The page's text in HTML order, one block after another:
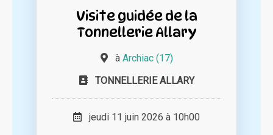
Visite guidée de la
Tonnellerie Allary
à Archiac (17)
TONNELLERIE ALLARY
jeudi 11 juin 2026 à 10h00